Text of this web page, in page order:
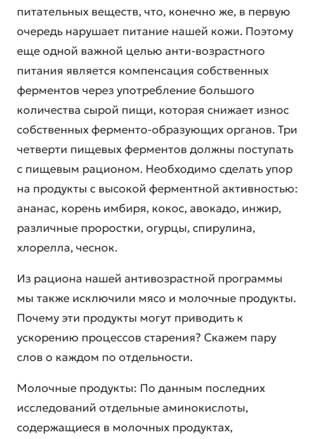
питательных веществ, что, конечно же, в первую
очередь нарушает питание нашей кожи. Поэтому
еще одной важной целью анти-возрастного
питания является компенсация собственных
ферментов через употребление большого
количества сырой пищи, которая снижает износ
собственных ферменто-образующих органов. Три
четверти пищевых ферментов должны поступать
с пищевым рационом. Необходимо сделать упор
на продукты с высокой ферментной активностью:
ананас, корень имбиря, кокос, авокадо, инжир,
различные проростки, огурцы, спирулина,
хлорелла, чеснок.
Из рациона нашей антивозрастной программы
мы также исключили мясо и молочные продукты.
Почему эти продукты могут приводить к
ускорению процессов старения? Скажем пару
слов о каждом по отдельности.
Молочные продукты: По данным последних
исследований отдельные аминокислоты,
содержащиеся в молочных продуктах,